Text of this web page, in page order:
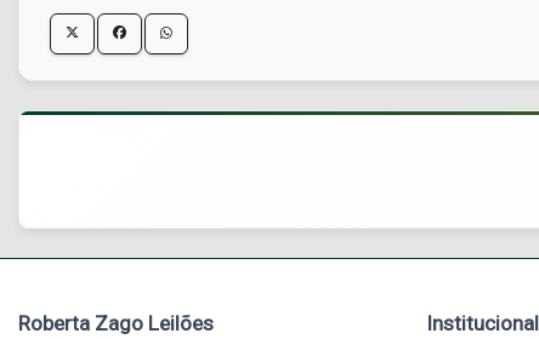
Roberta Zago Leilões Institucional